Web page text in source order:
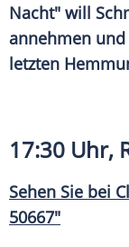
Nacht" will
annehmen und
letzten
17:30 Uhr,
Sehen Sie bei
50667"